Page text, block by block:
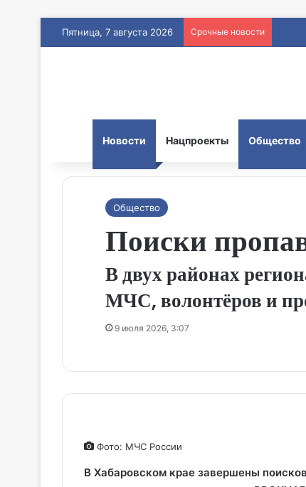
Пятница, 7 августа 2026 Срочные новости
Новости Нацпроекты Общество
Общество
Поиски
В двух районах
МЧС, волонтёров и
9 июля 2026, 3:07
Фото: МЧС России
В Хабаровском крае завершены